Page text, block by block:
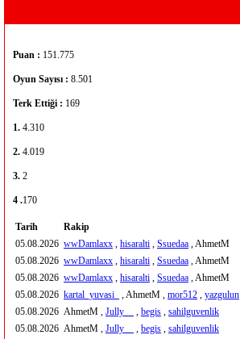
Puan : 151.775
Oyun Sayısı : 8.501
Terk Ettiği : 169
1. 4.310
2. 4.019
3. 2
4 .170
Tarih
Rakip
05.08.2026 wwDamlaxx , hisaralti , Ssuedaa , AhmetM
05.08.2026 wwDamlaxx , hisaralti , Ssuedaa , AhmetM
05.08.2026 wwDamlaxx , hisaralti , Ssuedaa , AhmetM
05.08.2026 kartal_yuvasi_ , AhmetM , mor512 , yazgulun
05.08.2026 AhmetM , Jully__ , begis , sahilguvenlik
05.08.2026 AhmetM , Jully__ , begis , sahilguvenlik